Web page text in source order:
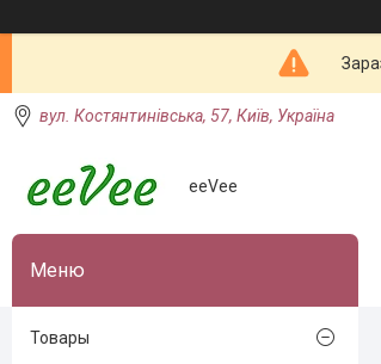
вул. Костянтинівська, 57, Київ, Україна
eeVee
Товары